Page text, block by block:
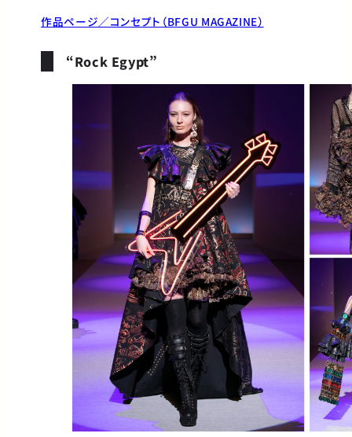
作品ページ／コンセプト（BFGU MAGAZINE）
“Rock Egypt”